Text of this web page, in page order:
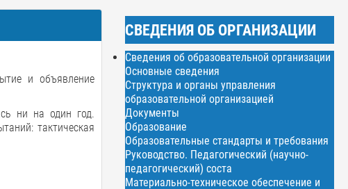
и объявление
ни на один год.
тактическая
СВЕДЕНИЯ ОБ ОРГАНИЗАЦИИ
Сведения об образовательной организации
Основные сведения
Структура и органы управления
образовательной организацией
Документы
Образование
Образовательные стандарты и требования
Руководство. Педагогический (научно-
педагогический) соста
Материально-техническое обеспечение и